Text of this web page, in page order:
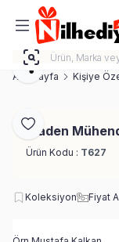
Ana Sayfa Kişiye
Favoriye Ekle
Paylaş
Maden
Ürün Kodu : T627
Koleksiyon Fiyat